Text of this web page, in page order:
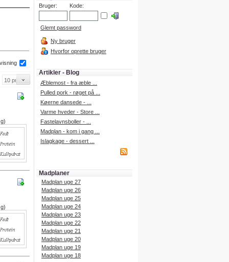
Bruger: Kode:
Glemt password
Ny bruger
Hvorfor oprette bruger
Artikler - Blog
Æblemost - fra æble ...
Pulled pork - røget på ...
Køerne dansede - ...
Varme hveder - Store ...
Fastelavnsboller - ...
Madplan - kom i gang ...
Islagkage - dessert ...
Madplaner
Madplan uge 27
Madplan uge 26
Madplan uge 25
Madplan uge 24
Madplan uge 23
Madplan uge 22
Madplan uge 21
Madplan uge 20
Madplan uge 19
Madplan uge 18